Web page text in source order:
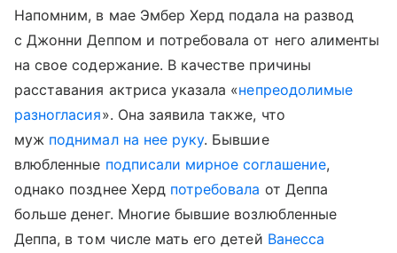
Напомним, в мае Эмбер Херд подала на развод
с Джонни Деппом и потребовала от него алименты
на свое содержание. В качестве причины
расставания актриса указала «непреодолимые
разногласия». Она заявила также, что
муж поднимал на нее руку. Бывшие
влюбленные подписали мирное соглашение,
однако позднее Херд потребовала от Деппа
больше денег. Многие бывшие возлюбленные
Деппа, в том числе мать его детей Ванесса